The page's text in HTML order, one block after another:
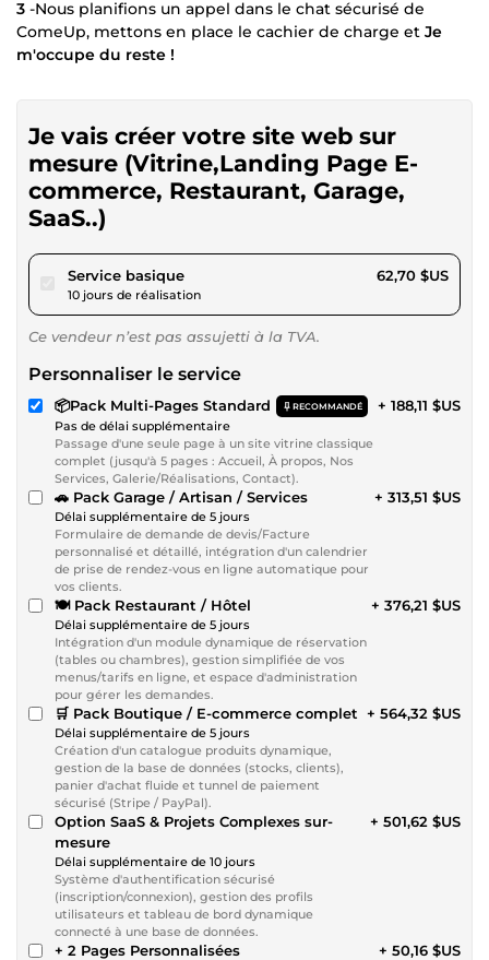
3 -Nous planifions un appel dans le chat sécurisé de
ComeUp, mettons en place le cachier de charge et Je
m'occupe du reste !
Je vais créer votre site web sur
mesure (Vitrine,Landing Page E-
commerce, Restaurant, Garage,
SaaS..)
Service basiquepour 57,79 $US
10 jours de réalisation
62,70 $US
Ce vendeur n’est pas assujetti à la TVA.
Personnaliser le service
📦Pack Multi-Pages Standard RECOMMANDÉ
Pas de délai supplémentaire
Passage d'une seule page à un site vitrine classique
complet (jusqu'à 5 pages : Accueil, À propos, Nos
Services, Galerie/Réalisations, Contact).
+ 188,11 $US
🚗 Pack Garage / Artisan / Services
Délai supplémentaire de 5 jours
Formulaire de demande de devis/Facture
personnalisé et détaillé, intégration d'un calendrier
de prise de rendez-vous en ligne automatique pour
vos clients.
+ 313,51 $US
🍽️ Pack Restaurant / Hôtel
Délai supplémentaire de 5 jours
Intégration d'un module dynamique de réservation
(tables ou chambres), gestion simplifiée de vos
menus/tarifs en ligne, et espace d'administration
pour gérer les demandes.
+ 376,21 $US
🛒 Pack Boutique / E-commerce complet
Délai supplémentaire de 5 jours
Création d'un catalogue produits dynamique,
gestion de la base de données (stocks, clients),
panier d'achat fluide et tunnel de paiement
sécurisé (Stripe / PayPal).
+ 564,32 $US
Option SaaS & Projets Complexes sur-
mesure
Délai supplémentaire de 10 jours
Système d'authentification sécurisé
(inscription/connexion), gestion des profils
utilisateurs et tableau de bord dynamique
connecté à une base de données.
+ 501,62 $US
+ 2 Pages Personnalisées + 50,16 $US